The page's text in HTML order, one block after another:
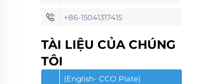
+86-15041317415
TÀI LIỆU CỦA CHÚNG
TÔI
(English- CCO Plate)